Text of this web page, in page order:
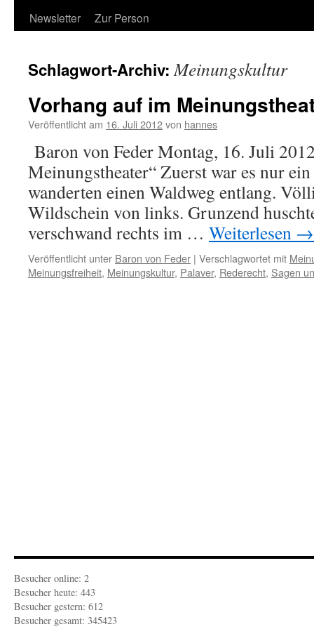
Newsletter
Zur Person
Schlagwort-Archiv:Meinungskultur
Vorhang auf im
Veröffentlicht am 16. Juli 2012von hannes
Baron von Feder Montag, 16. Juli
Meinungstheater“ Zuerst war es nur
wanderten einen Waldweg entlang.
Wildschein von links. Grunzend
verschwand rechts im … Weiterlesen →
Veröffentlicht unter Baron von Feder | Verschlagwortet mit
Meinungsfreiheit, Meinungskultur, Palaver, Rederecht, Sagen
Besucher online: 2
Besucher heute: 443
Besucher gestern: 612
Besucher gesamt: 345423